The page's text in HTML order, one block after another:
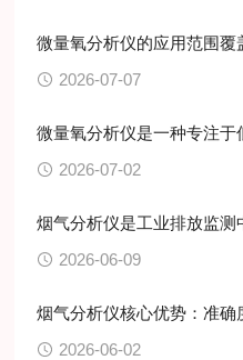
微量氧分析仪的应用范围覆
2026-07-07
微量氧分析仪是一种专注
2026-07-02
烟气分析仪是工业排放监测
2026-06-09
烟气分析仪核心优势：准确
2026-06-02